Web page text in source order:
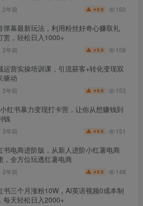
2年前 ￥9.9 160
弹幕最新玩法，利用粉丝好奇心赚取礼
赏，轻松日入1000+
2年前 ￥9.9 158
运营实操培训课，引流获客+转化变现双
驱动
2年前 ￥9.9 153
红书暴力变现打卡营，让你从想赚钱到
钱
3年前 ￥9.9 151
书电商进阶版，从新人进阶小红薯电商
，全方位玩透红薯电商
2年前 ￥9.9 148
书三个月涨粉10W，AI英语视频0成本制
每天轻松日入2000+